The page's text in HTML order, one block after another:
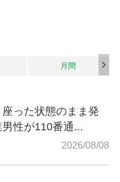
月間
った状態のまま発
性が110番通...
2026/08/08